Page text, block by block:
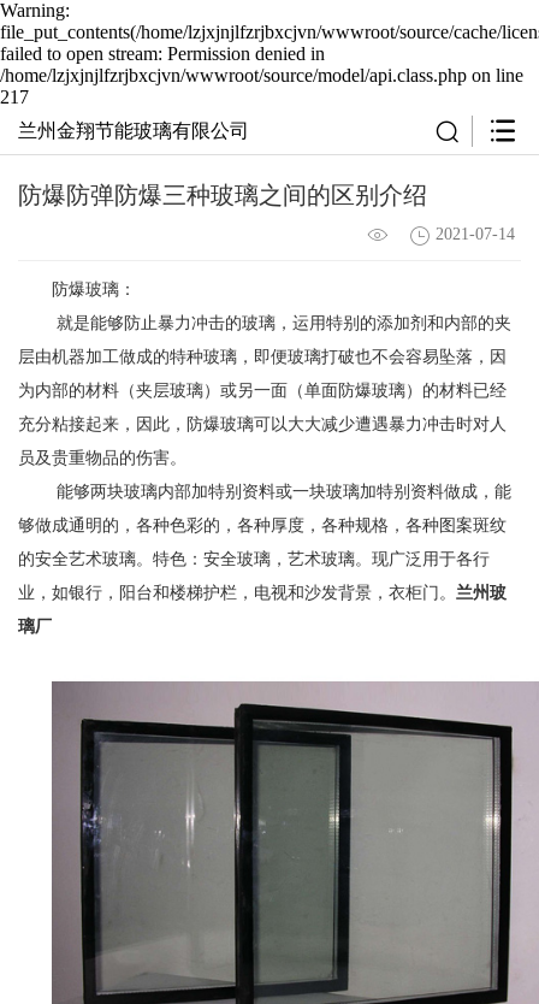
Warning:
file_put_contents(/home/lzjxjnjlfzrjbxcjvn/wwwroot/source/cache/
failed to open stream: Permission denied in
/home/lzjxjnjlfzrjbxcjvn/wwwroot/source/model/api.class.php on line
217
兰州金翔节能玻璃有限公司
防爆防弹防爆三种玻璃之间的区别介绍
2021-07-14
防爆玻璃：
就是能够防止暴力冲击的玻璃，运用特别的添加剂和内部的夹
层由机器加工做成的特种玻璃，即便玻璃打破也不会容易坠落，因
为内部的材料（夹层玻璃）或另一面（单面防爆玻璃）的材料已经
充分粘接起来，因此，防爆玻璃可以大大减少遭遇暴力冲击时对人
员及贵重物品的伤害。
能够两块玻璃内部加特别资料或一块玻璃加特别资料做成，能
够做成通明的，各种色彩的，各种厚度，各种规格，各种图案斑纹
的安全艺术玻璃。特色：安全玻璃，艺术玻璃。现广泛用于各行
业，如银行，阳台和楼梯护栏，电视和沙发背景，衣柜门。 兰州玻
璃厂